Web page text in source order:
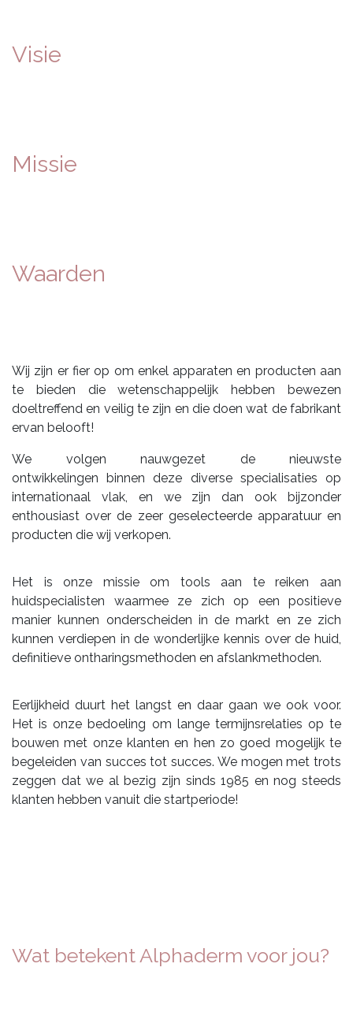
Visie
Missie
Waarden
Wij zijn er fier op om enkel apparaten en producten aan
te bieden die wetenschappelijk hebben bewezen
doeltreffend en veilig te zijn en die doen wat de fabrikant
ervan belooft!
​We volgen nauwgezet de nieuwste
ontwikkelingen binnen deze diverse specialisaties op
internationaal vlak, en we zijn dan ook bijzonder
enthousiast over de zeer geselecteerde apparatuur en
producten die wij verkopen.
Het is onze missie om tools aan te reiken aan
huidspecialisten waarmee ze zich op een positieve
manier kunnen onderscheiden in de markt en ze zich
kunnen verdiepen in de wonderlijke kennis over de huid,
definitieve ontharingsmethoden en afslankmethoden.
​Eerlijkheid duurt het langst en daar gaan we ook voor.
Het is onze bedoeling om lange termijnsrelaties op te
bouwen met onze klanten en hen zo goed mogelijk te
begeleiden van succes tot succes. We mogen met trots
zeggen dat we al bezig zijn sinds 1985 en nog steeds
klanten hebben vanuit die startperiode!
Wat betekent Alphaderm voor jou?